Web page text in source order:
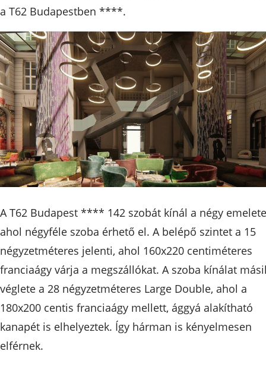
a T62 Budapestben ****.
A T62 Budapest **** 142 szobát kínál a négy
ahol négyféle szoba érhető el. A belépő szintet a 15
négyzetméteres jelenti, ahol 160x220 centiméteres
franciaágy várja a megszállókat. A szoba kínálat
véglete a 28 négyzetméteres Large Double, ahol a
180x200 centis franciaágy mellett, ággyá alakítható
kanapét is elhelyeztek. Így hárman is kényelmesen
elférnek.